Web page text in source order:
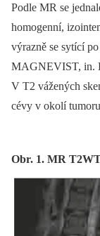
Podle MR se
homogenní,
výrazně se sytící
MAGNEVIST, in.
V T2 vážených
cévy v okolí
Obr. 1. MR